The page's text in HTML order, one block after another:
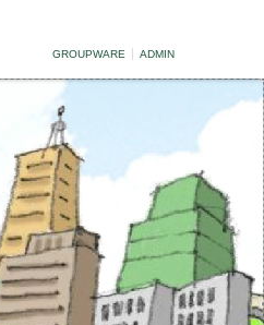
GROUPWARE ADMIN